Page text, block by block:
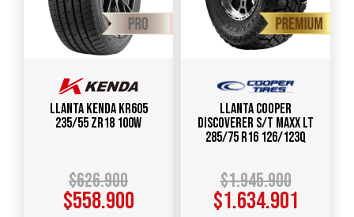
Llanta KENDA KR605
235/55 ZR18 100W
$626.900
$558.900
Llanta COOPER
DISCOVERER S/T MAXX LT
285/75 R16 126/123Q
$1.945.900
$1.634.901